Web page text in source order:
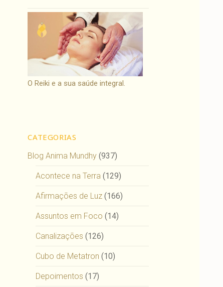
O Reiki e a sua saúde integral.
CATEGORIAS
Blog Anima Mundhy (937)
Acontece na Terra (129)
Afirmações de Luz (166)
Assuntos em Foco (14)
Canalizações (126)
Cubo de Metatron (10)
Depoimentos (17)